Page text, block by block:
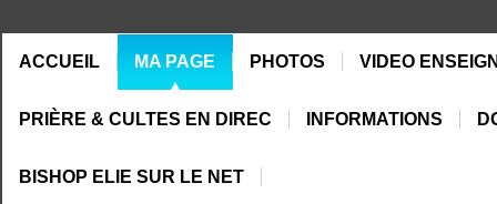
ACCUEIL MA PAGE PHOTOS VIDEO
PRIÈRE & CULTES EN DIREC INFORMATIONS
BISHOP ELIE SUR LE NET